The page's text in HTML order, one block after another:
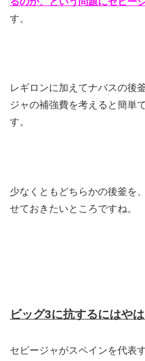
す。
レギロンに加えてナバスの後
ジャの補強費を考えると簡単
す。
少なくともどちらかの後釜を
せておきたいところですね。
ビッグ3に抗するにはや
セビージャがスペインを代表